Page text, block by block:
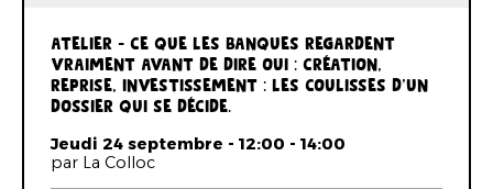
ATELIER - CE QUE LES BANQUES REGARDENT
VRAIMENT AVANT DE DIRE OUI : CRÉATION,
REPRISE, INVESTISSEMENT : LES COULISSES D’UN
DOSSIER QUI SE DÉCIDE.
Jeudi 24 septembre - 12:00 - 14:00
par La Colloc